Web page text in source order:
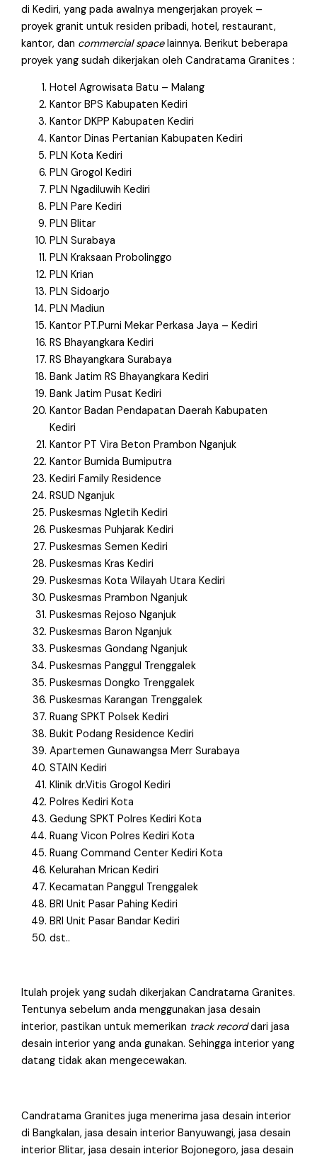
di Kediri, yang pada awalnya mengerjakan proyek –
proyek granit untuk residen pribadi, hotel, restaurant,
kantor, dan commercial spacelainnya. Berikut beberapa
proyek yang sudah dikerjakan oleh Candratama Granites :
Hotel Agrowisata Batu – Malang
Kantor BPS Kabupaten Kediri
Kantor DKPP Kabupaten Kediri
Kantor Dinas Pertanian Kabupaten Kediri
PLN Kota Kediri
PLN Grogol Kediri
PLN Ngadiluwih Kediri
PLN Pare Kediri
PLN Blitar
PLN Surabaya
PLN Kraksaan Probolinggo
PLN Krian
PLN Sidoarjo
PLN Madiun
Kantor PT.Purni Mekar Perkasa Jaya – Kediri
RS Bhayangkara Kediri
RS Bhayangkara Surabaya
Bank Jatim RS Bhayangkara Kediri
Bank Jatim Pusat Kediri
Kantor Badan Pendapatan Daerah Kabupaten
Kediri
Kantor PT Vira Beton Prambon Nganjuk
Kantor Bumida Bumiputra
Kediri Family Residence
RSUD Nganjuk
Puskesmas Ngletih Kediri
Puskesmas Puhjarak Kediri
Puskesmas Semen Kediri
Puskesmas Kras Kediri
Puskesmas Kota Wilayah Utara Kediri
Puskesmas Prambon Nganjuk
Puskesmas Rejoso Nganjuk
Puskesmas Baron Nganjuk
Puskesmas Gondang Nganjuk
Puskesmas Panggul Trenggalek
Puskesmas Dongko Trenggalek
Puskesmas Karangan Trenggalek
Ruang SPKT Polsek Kediri
Bukit Podang Residence Kediri
Apartemen Gunawangsa Merr Surabaya
STAIN Kediri
Klinik dr.Vitis Grogol Kediri
Polres Kediri Kota
Gedung SPKT Polres Kediri Kota
Ruang Vicon Polres Kediri Kota
Ruang Command Center Kediri Kota
Kelurahan Mrican Kediri
Kecamatan Panggul Trenggalek
BRI Unit Pasar Pahing Kediri
BRI Unit Pasar Bandar Kediri
dst..
Itulah projek yang sudah dikerjakan Candratama Granites.
Tentunya sebelum anda menggunakan jasa desain
interior, pastikan untuk memerikan track recorddari jasa
desain interior yang anda gunakan. Sehingga interior yang
datang tidak akan mengecewakan.
Candratama Granites juga menerima jasa desain interior
di Bangkalan, jasa desain interior Banyuwangi, jasa desain
interior Blitar, jasa desain interior Bojonegoro, jasa desain